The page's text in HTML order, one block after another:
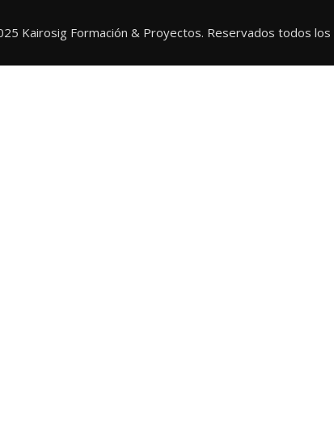
Kairosig Formación & Proyectos. Reservados todos los